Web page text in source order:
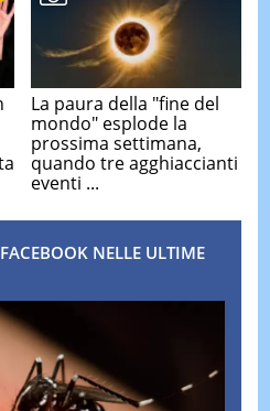
La paura della "fine del
mondo" esplode la
prossima settimana,
quando tre agghiaccianti
eventi ...
NELLE ULTIME